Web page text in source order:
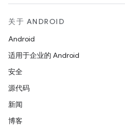
关于 ANDROID
Android
适用于企业的 Android
安全
源代码
新闻
博客